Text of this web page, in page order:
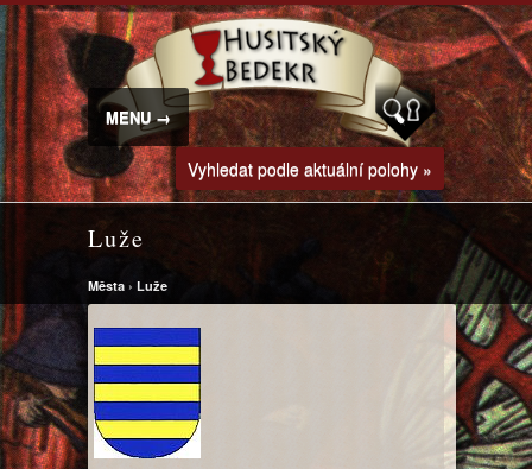
MENU →
Vyhledat podle aktuální polohy »
Luže
Města › Luže